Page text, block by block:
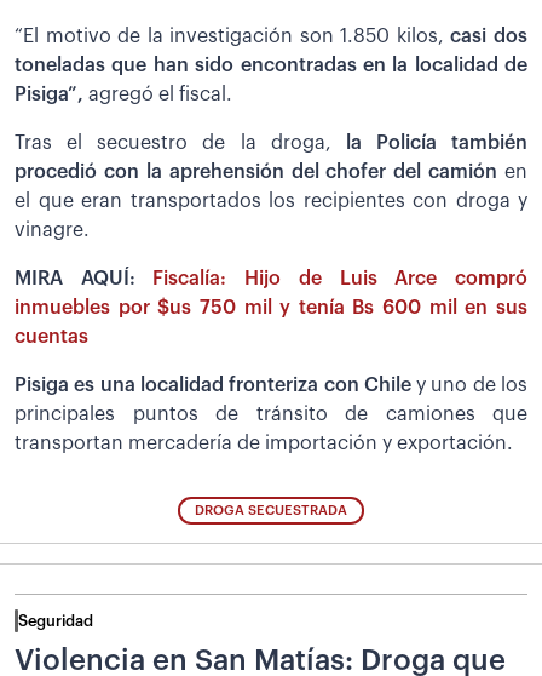
“El motivo de la investigación son 1.850 kilos, casi dos
toneladas que han sido encontradas en la localidad de
Pisiga”, agregó el fiscal.
Tras el secuestro de la droga,
la Policía también
procedió con la aprehensión del chofer del camión en
el que eran transportados los recipientes con droga y
vinagre.
MIRA AQUÍ:
Fiscalía: Hijo de Luis Arce compró
inmuebles por $us 750 mil y tenía Bs 600 mil en sus
cuentas
Pisiga es una localidad fronteriza con Chiley uno de los
principales puntos de tránsito de camiones que
transportan mercadería de importación y exportación.
DROGA SECUESTRADA
Seguridad
Violencia en San Matías: Droga que